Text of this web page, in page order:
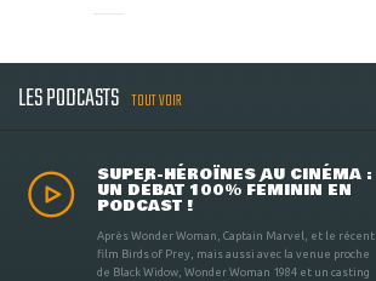
LES PODCASTS TOUT VOIR
SUPER-HÉROÏNES AU CINÉMA :
UN DÉBAT 100% FÉMININ EN
PODCAST !
Après Wonder Woman, Captain Marvel, et le récent
film Birds of Prey, mais aussi avec la venue proche
de Black Widow, Wonder Woman 1984 et un casting